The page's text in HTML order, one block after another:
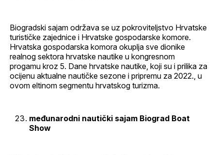
Biogradski sajam održava se uz pokroviteljstvo Hrvatske
turističke zajednice i Hrvatske gospodarske komore.
Hrvatska gospodarska komora okuplja sve dionike
realnog sektora hrvatske nautike u kongresnom
progamu kroz 5. Dane hrvatske nautike, koji su i prilika za
ocijenu aktualne nautičke sezone i pripremu za 2022., u
ovom eltinom segmentu hrvatskog turizma.
međunarodni nautički sajam Biograd Boat
Show